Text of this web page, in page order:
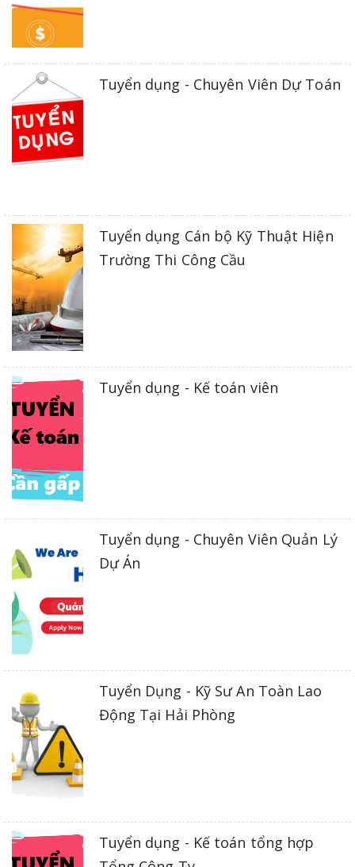
Tuyển dụng - Chuyên Viên Dự Toán
Tuyển dụng Cán bộ Kỹ Thuật Hiện
Trường Thi Công Cầu
Tuyển dụng - Kế toán viên
Tuyển dụng - Chuyên Viên Quản Lý
Dự Án
Tuyển Dụng - Kỹ Sư An Toàn Lao
Động Tại Hải Phòng
Tuyển dụng - Kế toán tổng hợp